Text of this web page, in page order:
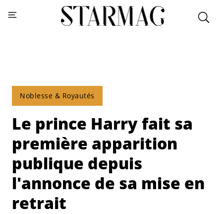
Noblesse & Royautés
Le prince Harry fait sa
première apparition
publique depuis
l'annonce de sa mise en
retrait